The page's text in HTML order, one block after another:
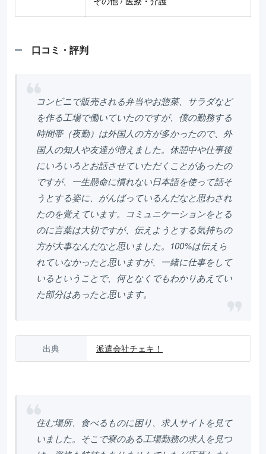
口コミ・評判
コンビニで販売される弁当やお惣菜、サラダなど
を作る工場で働いていたのですが、僕の勤務する
時間帯（夜勤）は外国人の方が多かったので、外
国人の知人や友達が増えました。休憩中や仕事後
にいろいろとお話させていただくことがあったの
ですが、一生懸命に慣れない日本語を使って話そ
うとする姿に、がんばっているんだなと思わされ
たのを覚えています。コミュニケーションをとる
のに言葉は大切ですが、伝えようとする気持ちの
方が大事なんだなと思いました。100%は伝えら
れていなかったと思いますが、一緒に仕事をして
いるということで、何となくでもわかりあえてい
た部分はあったと思います。
出典 派遣会社チェキ！
住む場所、食べるものに困り、求人サイトを見て
いました。そこで寮のある工場勤務の求人を見つ